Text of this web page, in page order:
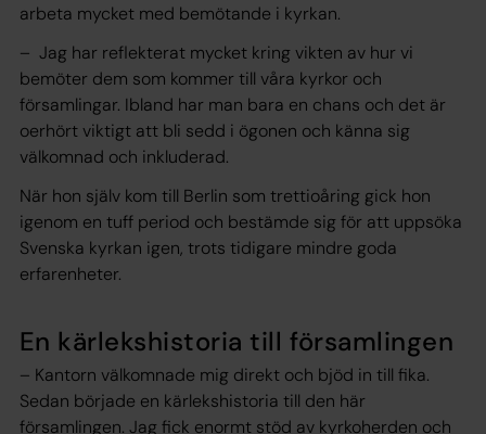
arbeta mycket med bemötande i kyrkan.
– Jag har reflekterat mycket kring vikten av hur vi
bemöter dem som kommer till våra kyrkor och
församlingar. Ibland har man bara en chans och det är
oerhört viktigt att bli sedd i ögonen och känna sig
välkomnad och inkluderad.
När hon själv kom till Berlin som trettioåring gick hon
igenom en tuff period och bestämde sig för att uppsöka
Svenska kyrkan igen, trots tidigare mindre goda
erfarenheter.
En kärlekshistoria till församlingen
– Kantorn välkomnade mig direkt och bjöd in till fika.
Sedan började en kärlekshistoria till den här
församlingen. Jag fick enormt stöd av kyrkoherden och